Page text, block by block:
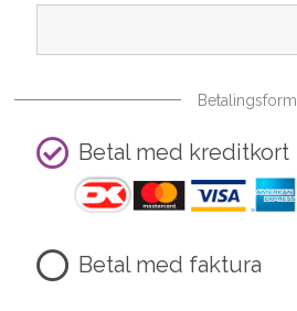
Betalingsform
Betal med kreditkort
Betal med faktura